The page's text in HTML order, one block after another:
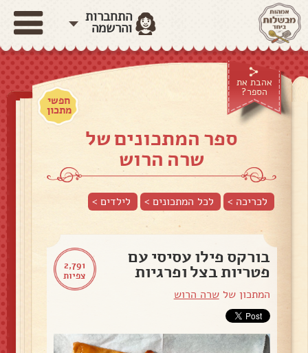
התחברות
והרשמה
אהבת את
הספר?
חפשי
מתכון
ספר המתכונים של
שרה הרוש
לכריכה > לכל המתכונים > לילדים>
2,791
צפיות
בורקס פילו עסיסי עם
פטריות בצל ופרגיות
המתכון שלשרה הרוש